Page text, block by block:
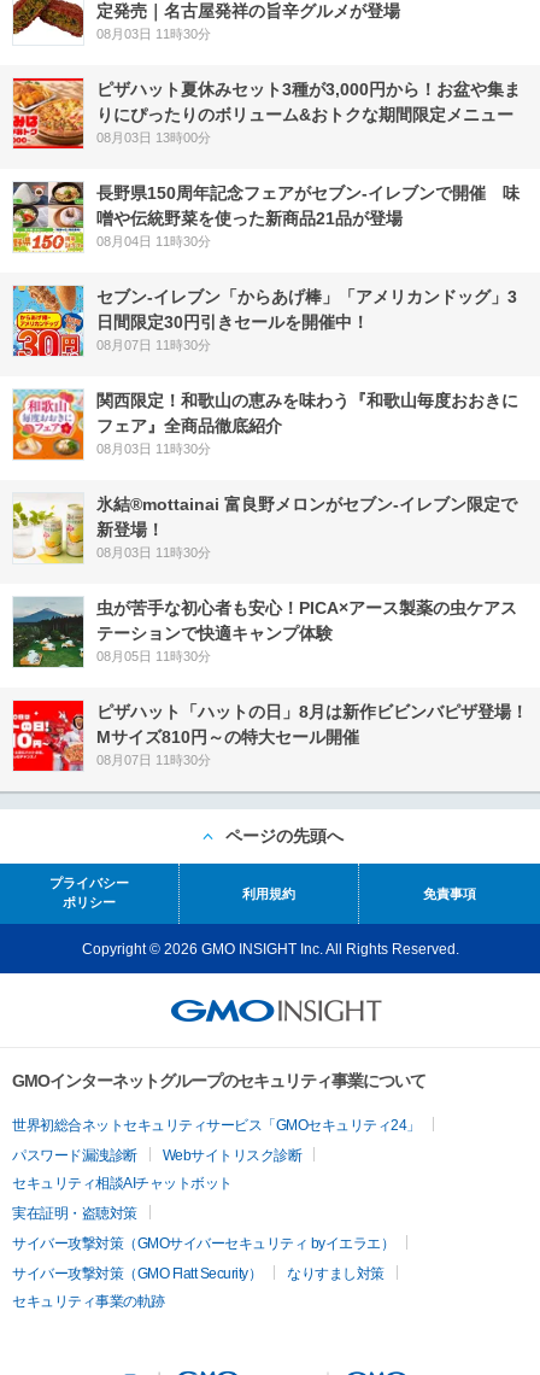
定発売｜名古屋発祥の旨辛グルメが登場
08月03日 11時30分
ピザハット夏休みセット3種が3,000円から！お盆や集ま
りにぴったりのボリューム&おトクな期間限定メニュー
08月03日 13時00分
長野県150周年記念フェアがセブン-イレブンで開催 味
噌や伝統野菜を使った新商品21品が登場
08月04日 11時30分
セブン‐イレブン「からあげ棒」「アメリカンドッグ」3
日間限定30円引きセールを開催中！
08月07日 11時30分
関西限定！和歌山の恵みを味わう『和歌山毎度おおきに
フェア』全商品徹底紹介
08月03日 11時30分
氷結®mottainai 富良野メロンがセブン‐イレブン限定で
新登場！
08月03日 11時30分
虫が苦手な初心者も安心！PICA×アース製薬の虫ケアス
テーションで快適キャンプ体験
08月05日 11時30分
ピザハット「ハットの日」8月は新作ビビンバピザ登場！
Mサイズ810円～の特大セール開催
08月07日 11時30分
ページの先頭へ
プライバシー
ポリシー
利用規約 免責事項
Copyright © 2026 GMO INSIGHT Inc. All Rights Reserved.
GMOインターネットグループのセキュリティ事業について
世界初総合ネットセキュリティサービス「GMOセキュリティ24」
パスワード漏洩診断
Webサイトリスク診断
セキュリティ相談AIチャットボット
実在証明・盗聴対策
サイバー攻撃対策（GMOサイバーセキュリティ byイエラエ）
サイバー攻撃対策（GMO Flatt Security）
なりすまし対策
セキュリティ事業の軌跡